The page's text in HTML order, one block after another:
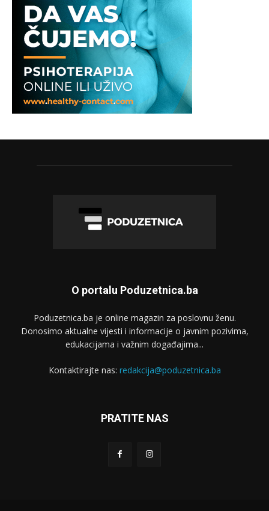
O portalu Poduzetnica.ba
Poduzetnica.ba je online magazin za poslovnu ženu.
Donosimo aktualne vijesti i informacije o javnim pozivima,
edukacijama i važnim događajima...
Kontaktirajte nas: redakcija@poduzetnica.ba
PRATITE NAS